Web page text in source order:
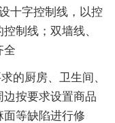
十字控制线，以控
制线；双墙线、
全
厨房、卫生间、
按要求设置商品
等缺陷进行修